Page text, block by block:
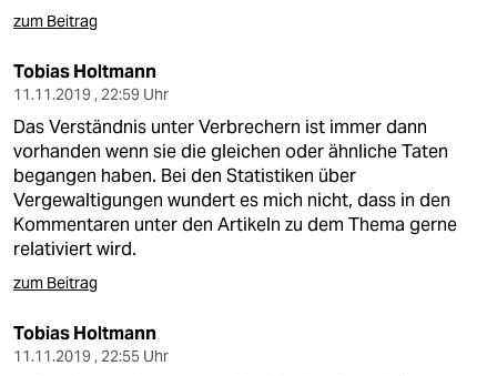
zum Beitrag
Tobias Holtmann
11.11.2019 , 22:59 Uhr
Das Verständnis unter Verbrechern ist immer dann
vorhanden wenn sie die gleichen oder ähnliche Taten
begangen haben. Bei den Statistiken über
Vergewaltigungen wundert es mich nicht, dass in den
Kommentaren unter den Artikeln zu dem Thema gerne
relativiert wird.
zum Beitrag
Tobias Holtmann
11.11.2019 , 22:55 Uhr